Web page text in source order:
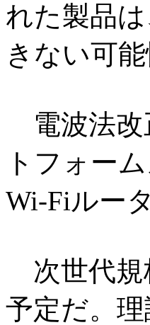
れた製品
きない可能
電波法改
トフォー
Wi-Fiルー
次世代規
予定だ。